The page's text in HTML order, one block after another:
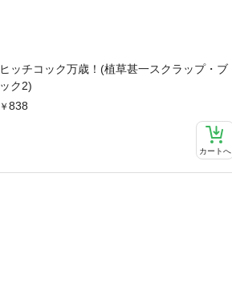
ヒッチコック万歳！(植草甚一スクラップ・ブ
ック2)
838
カートへ